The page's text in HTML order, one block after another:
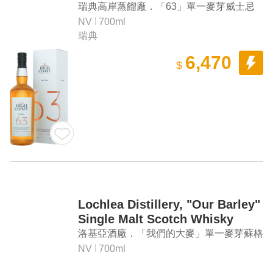
瑞典高岸蒸餾廠．「63」單一麥芽威士忌
NV
700ml
瑞典
$ 6,470
Lochlea Distillery, "Our Barley"
Single Malt Scotch Whisky
洛基亞酒廠．「我們的大麥」單一麥芽蘇格
蘭威士忌
NV
700ml